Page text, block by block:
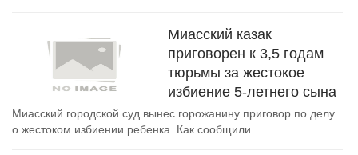
Миасский казак
приговорен к 3,5 годам
тюрьмы за жестокое
избиение 5-летнего сына
Миасский городской суд вынес горожанину приговор по делу
о жестоком избиении ребенка. Как сообщили...